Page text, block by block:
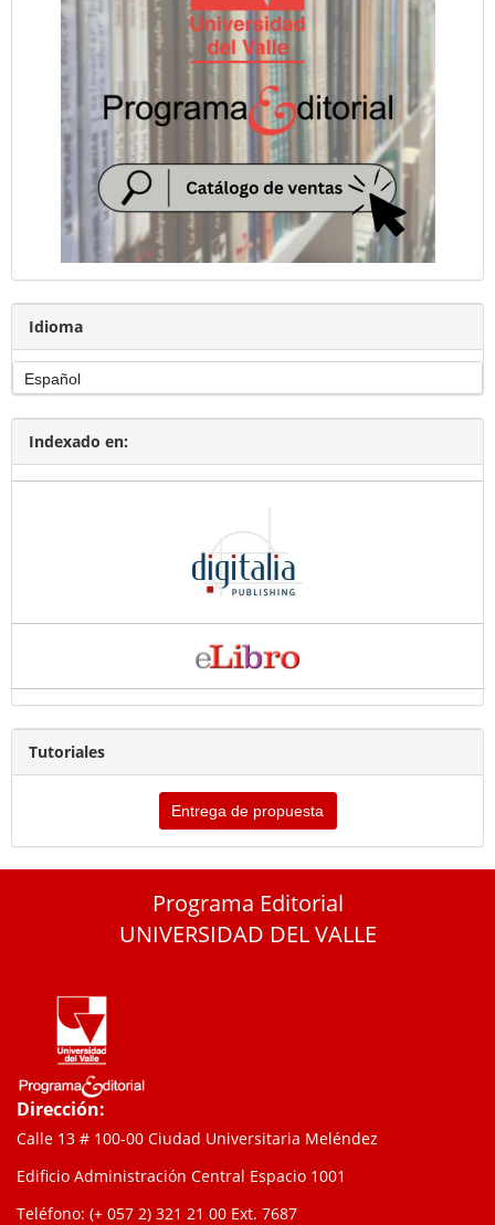
Idioma
Indexado en:
Tutoriales
Entrega de propuesta
Programa Editorial
UNIVERSIDAD DEL VALLE
Dirección:
Calle 13 # 100-00 Ciudad Universitaria Meléndez
Edificio Administración Central Espacio 1001
Teléfono: (+ 057 2) 321 21 00 Ext. 7687